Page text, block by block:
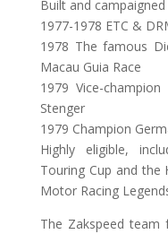
Built and
1977-1978 ETC &
1978 The famous
Macau Guia Race
1979 Vice-
Stenger
1979 Champion
Highly eligible,
Touring Cup and the
Motor Racing
The Zakspeed team